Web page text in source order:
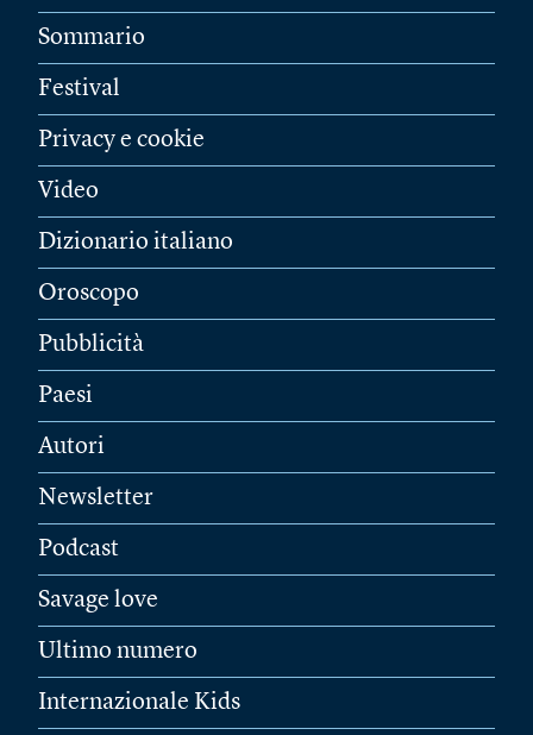
Sommario
Festival
Privacy e cookie
Video
Dizionario italiano
Oroscopo
Pubblicità
Paesi
Autori
Newsletter
Podcast
Savage love
Ultimo numero
Internazionale Kids